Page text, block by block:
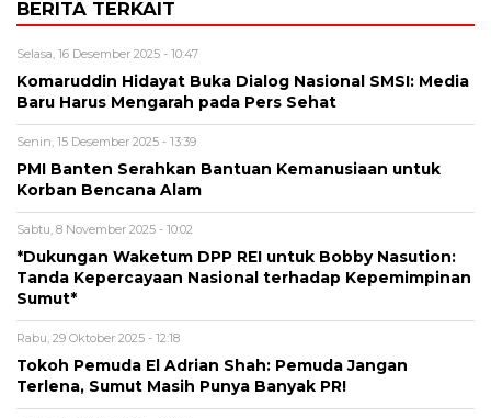
BERITA TERKAIT
Selasa, 16 Desember 2025 - 10:47
Komaruddin Hidayat Buka Dialog Nasional SMSI: Media
Baru Harus Mengarah pada Pers Sehat
Senin, 15 Desember 2025 - 13:39
PMI Banten Serahkan Bantuan Kemanusiaan untuk
Korban Bencana Alam
Sabtu, 8 November 2025 - 10:02
*Dukungan Waketum DPP REI untuk Bobby Nasution:
Tanda Kepercayaan Nasional terhadap Kepemimpinan
Sumut*
Rabu, 29 Oktober 2025 - 12:18
Tokoh Pemuda El Adrian Shah: Pemuda Jangan
Terlena, Sumut Masih Punya Banyak PR!